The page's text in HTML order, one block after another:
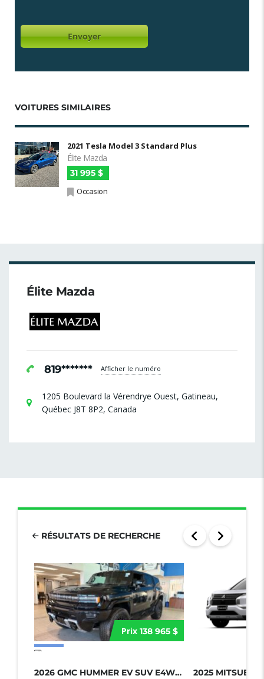
VOITURES SIMILAIRES
2021 Tesla Model 3 Standard Plus
Élite Mazda
31 995 $
Occasion
Élite Mazda
819******* Afficher le numéro
1205 Boulevard la Vérendrye Ouest, Gatineau,
Québec J8T 8P2, Canada
RÉSULTATS DE RECHERCHE
Prix 138 965 $
2026 GMC HUMMER EV SUV E4WD 4DR 2X...